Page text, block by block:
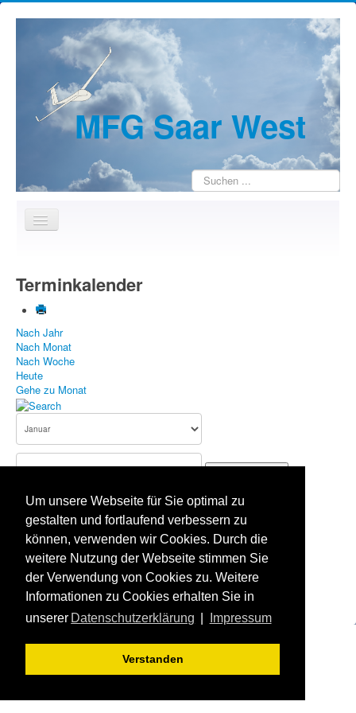
Um unsere Webseite für Sie optimal zu
gestalten und fortlaufend verbessern zu
können, verwenden wir Cookies. Durch die
weitere Nutzung der Webseite stimmen Sie
der Verwendung von Cookies zu. Weitere
Informationen zu Cookies erhalten Sie in
unserer Datenschutzerklärung Impressum
Verstanden
MFG Saar West
Suchen
...
Wir über uns
Jugendarbeit
Kontakte
Bildergallerie
Aufnahmeantrag
Terminkalender
Datenschutz
Haftungsausschluss
Terminkalender
Nach Jahr
Nach Monat
Nach Woche
Heute
Gehe zu Monat
Vorherige Woche
05 - 11 Januar, 2026
Folgende Woche
Es wurden keine Events gefunden
Aktuelle Seite: Startseite Terminkalender